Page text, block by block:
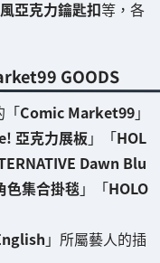
亞克力鑰匙扣等，各
GOODS
「Comic Market99」
亞克力展板」「HOL
Dawn Blu
色集合掛毯 」「HOLO
」所屬藝人的插